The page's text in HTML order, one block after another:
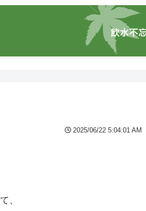
2025/06/22 5:04:01 AM
、